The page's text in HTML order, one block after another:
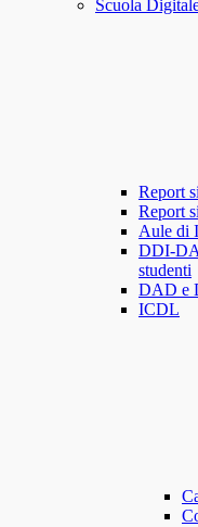
Scuola
Report
Report
Aule di
DDI-
studenti
DAD e
ICDL